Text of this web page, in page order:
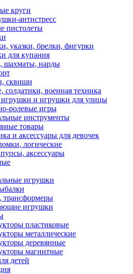
круги
антистресс
пистолеты
указки, брелки, фигурки
для купания
нарды
сквиши
солдатики, военная техника
и игрушки для улицы
ролевые игры
инструменты
товары
и аксессуары для девочек
логические
аксессуары
игрушки
трансформеры
игрушки
пластиковые
металлические
деревянные
магнитные
детей